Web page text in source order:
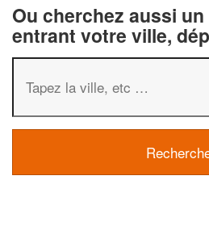
Ou cherchez aussi
entrant votre ville,